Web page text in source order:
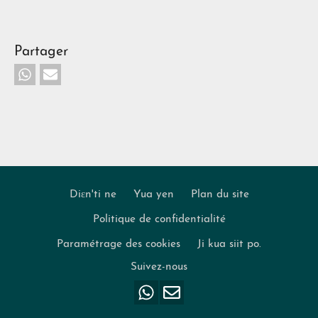
Partager
Diɛn'ti ne Yua yen Plan du site
Politique de confidentialité
Paramétrage des cookies
Ji kua siit po.
Suivez-nous